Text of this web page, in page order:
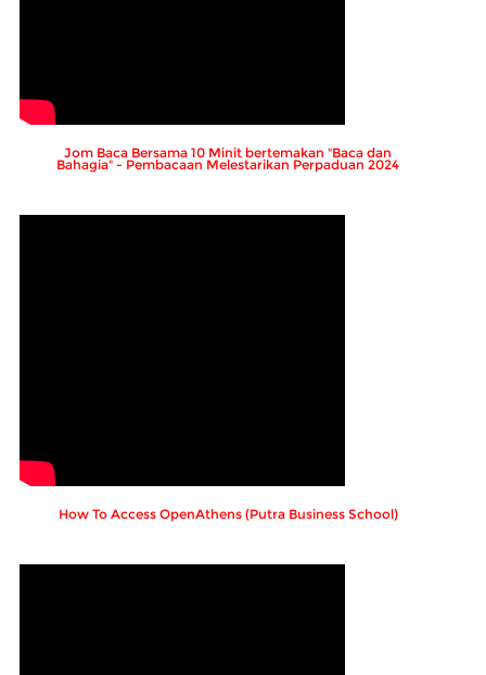
Jom Baca Bersama 10 Minit bertemakan "Baca dan
Bahagia" - Pembacaan Melestarikan Perpaduan 2024
How To Access OpenAthens (Putra Business School)